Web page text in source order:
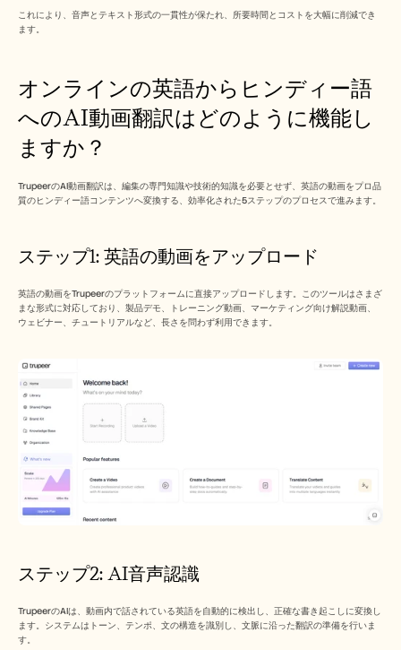
これにより、音声とテキスト形式の一貫性が保たれ、所要時間とコストを大幅に削減でき
ます。
オンラインの英語からヒンディー語
へのAI動画翻訳はどのように機能し
ますか？
TrupeerのAI動画翻訳は、編集の専門知識や技術的知識を必要とせず、英語の動画をプロ品
質のヒンディー語コンテンツへ変換する、効率化された5ステップのプロセスで進みます。
ステップ1: 英語の動画をアップロード
英語の動画をTrupeerのプラットフォームに直接アップロードします。このツールはさまざ
まな形式に対応しており、製品デモ、トレーニング動画、マーケティング向け解説動画、
ウェビナー、チュートリアルなど、長さを問わず利用できます。
ステップ2: AI音声認識
TrupeerのAIは、動画内で話されている英語を自動的に検出し、正確な書き起こしに変換し
ます。システムはトーン、テンポ、文の構造を識別し、文脈に沿った翻訳の準備を行いま
す。